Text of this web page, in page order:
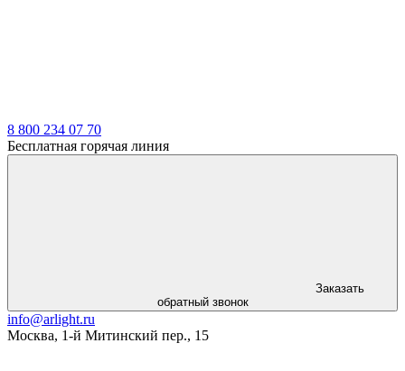
8 800 234 07 70
Бесплатная горячая линия
Заказать
обратный звонок
info@arlight.ru
Москва, 1-й Митинский пер., 15